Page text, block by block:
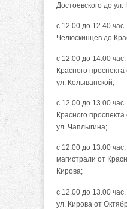
Достоевского до
с 12.00 до 12.40
Челюскинцев до
с 12.00 до 14.00
Красного проспекта
ул. Колыванской;
с 12.00 до 13.00
Красного
ул. Чаплыгина;
с 12.00 до 13.00
магистрали от
Кирова;
с 12.00 до 13.00
ул. Кирова от